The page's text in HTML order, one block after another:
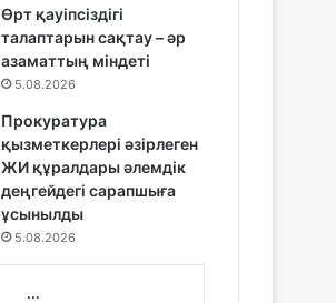
Өрт қауіпсіздігі
талаптарын сақтау – әр
азаматтың міндеті
5.08.2026
Прокуратура
қызметкерлері әзірлеген
ЖИ құралдары әлемдік
деңгейдегі сарапшыға
ұсынылды
5.08.2026
...